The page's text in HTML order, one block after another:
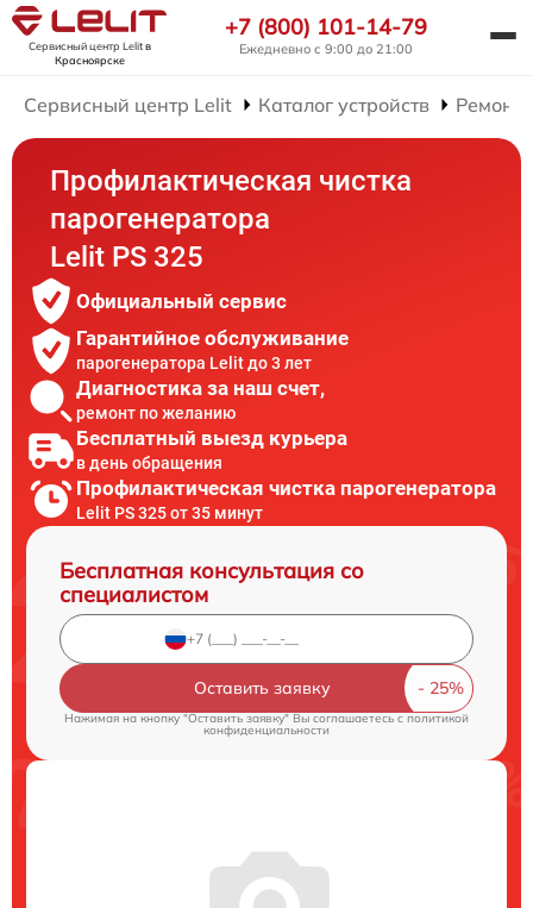
Сервисный центр Lelitв
Красноярске
+7 (800) 101-14-79
Ежедневно с 9:00 до 21:00
Сервисный центр Lelit Каталог устройств Ремонт
Профилактическая чистка
парогенератора
Lelit PS 325
Официальный сервис
Гарантийное обслуживание
парогенератора Lelit до 3 лет
Диагностика за наш счет,
ремонт по желанию
Бесплатный выезд курьера
в день обращения
Профилактическая чистка парогенератора
Lelit PS 325 от 35 минут
Бесплатная консультация со
специалистом
Оставить заявку
Нажимая на кнопку "Оставить заявку" Вы соглашаетесь cполитикой
конфиденциальности